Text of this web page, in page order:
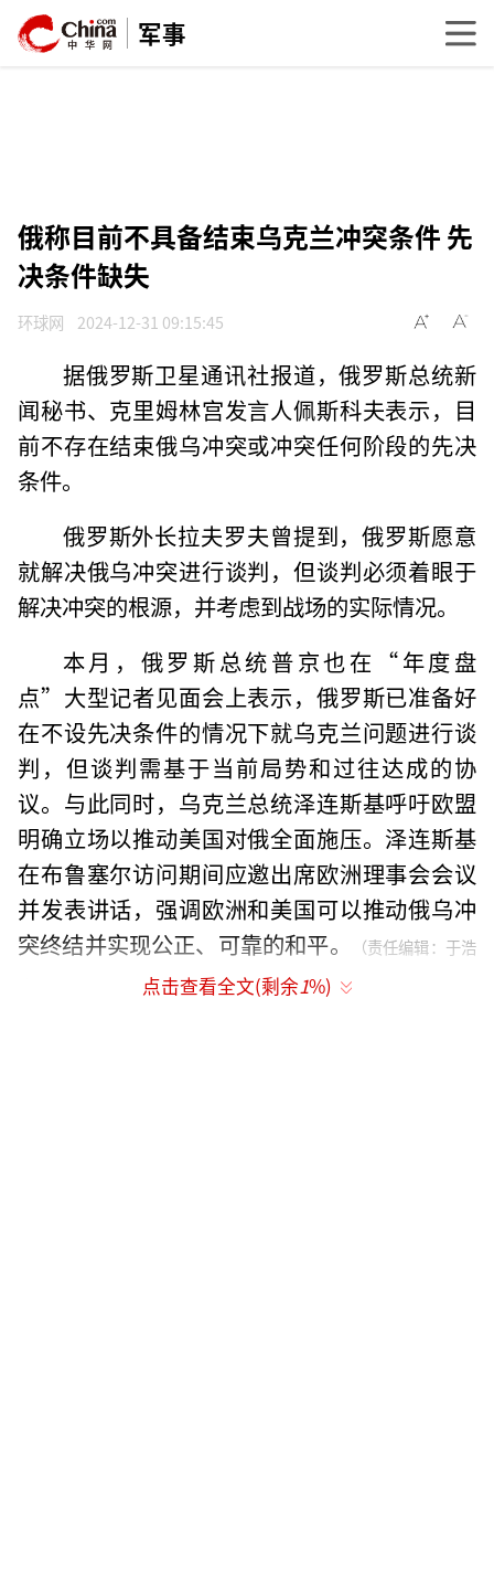
军事
俄称目前不具备结束乌克兰冲突条件 先
决条件缺失
环球网 2024-12-31 09:15:45
据俄罗斯卫星通讯社报道，俄罗斯总统新
闻秘书、克里姆林宫发言人佩斯科夫表示，目
前不存在结束俄乌冲突或冲突任何阶段的先决
条件。
俄罗斯外长拉夫罗夫曾提到，俄罗斯愿意
就解决俄乌冲突进行谈判，但谈判必须着眼于
解决冲突的根源，并考虑到战场的实际情况。
本月，俄罗斯总统普京也在“年度盘
点”大型记者见面会上表示，俄罗斯已准备好
在不设先决条件的情况下就乌克兰问题进行谈
判，但谈判需基于当前局势和过往达成的协
议。与此同时，乌克兰总统泽连斯基呼吁欧盟
明确立场以推动美国对俄全面施压。泽连斯基
在布鲁塞尔访问期间应邀出席欧洲理事会会议
并发表讲话，强调欧洲和美国可以推动俄乌冲
突终结并实现公正、可靠的和平。
（责任编辑：于浩
点击查看全文(剩余1%)